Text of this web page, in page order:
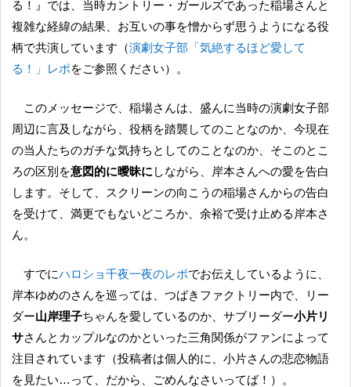
る！』では、当時カントリー・ガールズであった稲場さんと
複雑な経緯の結果、お互いの事を憎からず思うようになる役
柄で共演しています（演劇女子部「気絶するほど愛して
る！」レポをご参照ください）。
このメッセージで、稲場さんは、盛んに当時の演劇女子部
周辺に言及しながら、役柄を踏襲してのことなのか、今現在
の当人たちのガチな気持ちとしてのことなのか、そこのとこ
ろの区別を意図的に曖昧に しながら、岸本さんへの愛を告白
します。そして、スクリーンの向こうの稲場さんからの告白
を受けて、満更でもないどころか、余裕で受け止める岸本さ
ん。
すでにハロショ千夜一夜のレポでお伝えしているように、
岸本ゆめのさんを巡っては、つばきファクトリー内で、リー
ダー山岸理子ちゃんを愛しているのか、サブリーダー小片リ
サさんとカップルなのかといった三角関係がファンによって
注目されています（投稿者は個人的に、小片さんの悲恋物語
を見たい…って、だから、ごめんなさいってば！）。